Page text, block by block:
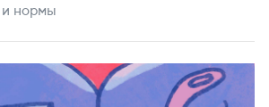
нормы